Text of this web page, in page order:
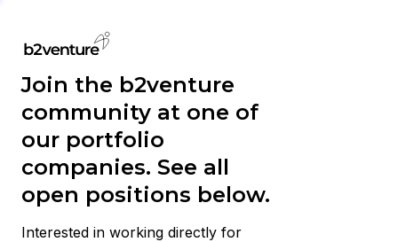
Join the b2venture
community at one of
our portfolio
companies. See all
open positions below.
Interested in working directly for